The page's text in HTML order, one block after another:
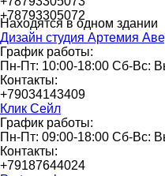
+78793305072
Находятся в одном здании
Дизайн студия Артемия
График работы:
Пн-Пт: 10:00-18:00 Сб-Вс:
Контакты:
+79034143409
Клик Сейл
График работы:
Пн-Пт: 09:00-18:00 Сб-Вс:
Контакты:
+79187644024